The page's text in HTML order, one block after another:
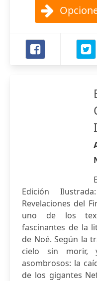
Edición
Revelaciones del
uno de los
fascinantes de la
de Noé. Según la
cielo sin morir,
asombrosos: la
de los gigantes